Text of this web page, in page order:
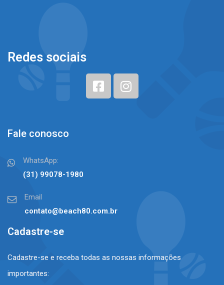
Redes sociais
Fale conosco
WhatsApp:
(31) 99078-1980⠀⠀
Email
contato@beach80.com.br
Cadastre-se
Cadastre-se e receba todas as nossas informações
importantes: